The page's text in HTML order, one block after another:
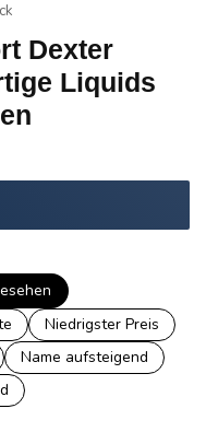
Dexter
Liquids
Niedrigster Preis
Name aufsteigend